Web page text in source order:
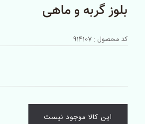
بلوز گربه و ماهی
کد محصول : 914107
این کالا موجود نیست